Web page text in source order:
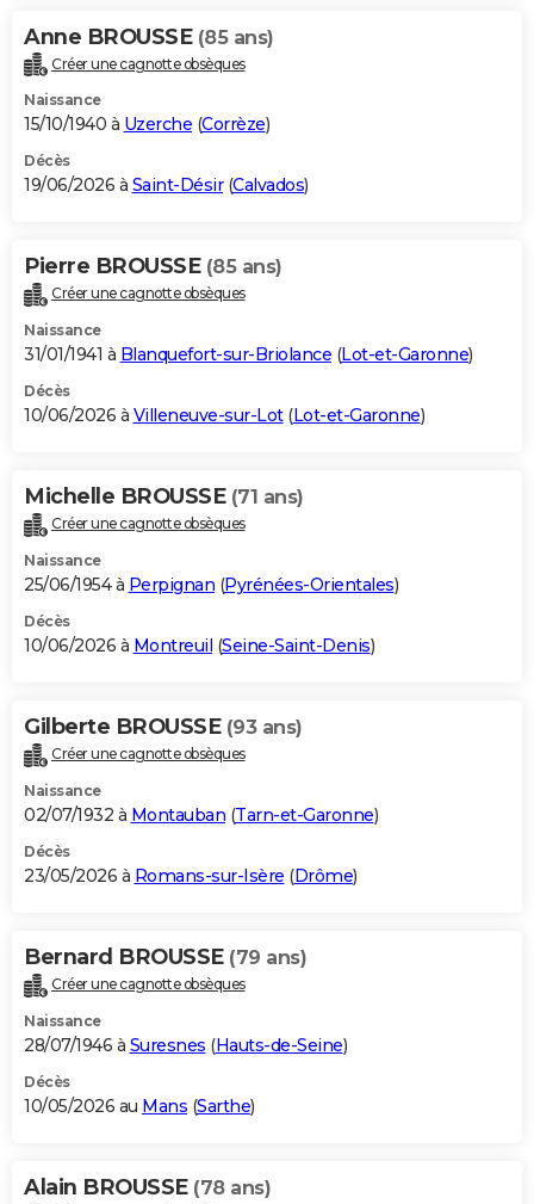
Anne BROUSSE (85 ans)
Créer une cagnotte obsèques
Naissance
15/10/1940 à Uzerche (Corrèze)
Décès
19/06/2026 à Saint-Désir(Calvados)
Pierre BROUSSE (85 ans)
Créer une cagnotte obsèques
Naissance
31/01/1941 à Blanquefort-sur-Briolance (Lot-et-Garonne)
Décès
10/06/2026 à Villeneuve-sur-Lot(Lot-et-Garonne)
Michelle BROUSSE (71 ans)
Créer une cagnotte obsèques
Naissance
25/06/1954 à Perpignan (Pyrénées-Orientales)
Décès
10/06/2026 à Montreuil (Seine-Saint-Denis)
Gilberte BROUSSE (93 ans)
Créer une cagnotte obsèques
Naissance
02/07/1932 à Montauban (Tarn-et-Garonne)
Décès
23/05/2026 à Romans-sur-Isère (Drôme)
Bernard BROUSSE (79 ans)
Créer une cagnotte obsèques
Naissance
28/07/1946 à Suresnes (Hauts-de-Seine)
Décès
10/05/2026 au Mans (Sarthe)
Alain BROUSSE (78 ans)